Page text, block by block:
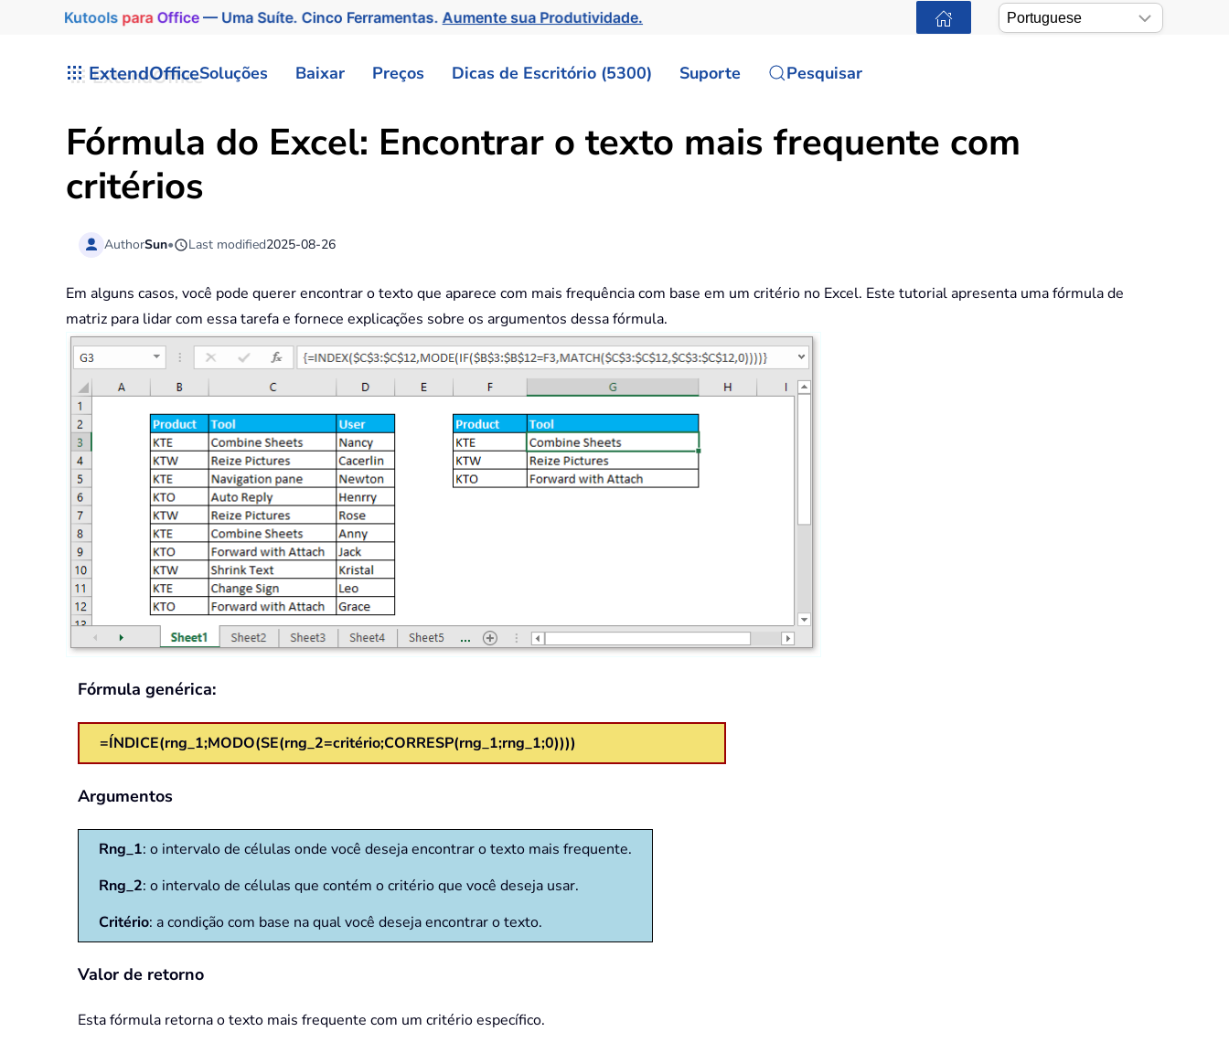
Kutools paraOffice— Uma Suíte. Cinco Ferramentas.Aumente sua Produtividade.
ExtendOfficeSoluções Baixar Preços Dicas de Escritório (5300) Suporte Pesquisar
Fórmula do Excel: Encontrar o texto mais frequente com
critérios
AuthorSun• Last modified2025-08-26
Em alguns casos, você pode querer encontrar o texto que aparece com mais frequência com base em um critério no Excel. Este tutorial apresenta uma fórmula de
matriz para lidar com essa tarefa e fornece explicações sobre os argumentos dessa fórmula.
Fórmula genérica:
=ÍNDICE(rng_1;MODO(SE(rng_2=critério;CORRESP(rng_1;rng_1;0))))
Argumentos
Rng_1: o intervalo de células onde você deseja encontrar o texto mais frequente.
Rng_2: o intervalo de células que contém o critério que você deseja usar.
Critério: a condição com base na qual você deseja encontrar o texto.
Valor de retorno
Esta fórmula retorna o texto mais frequente com um critério específico.